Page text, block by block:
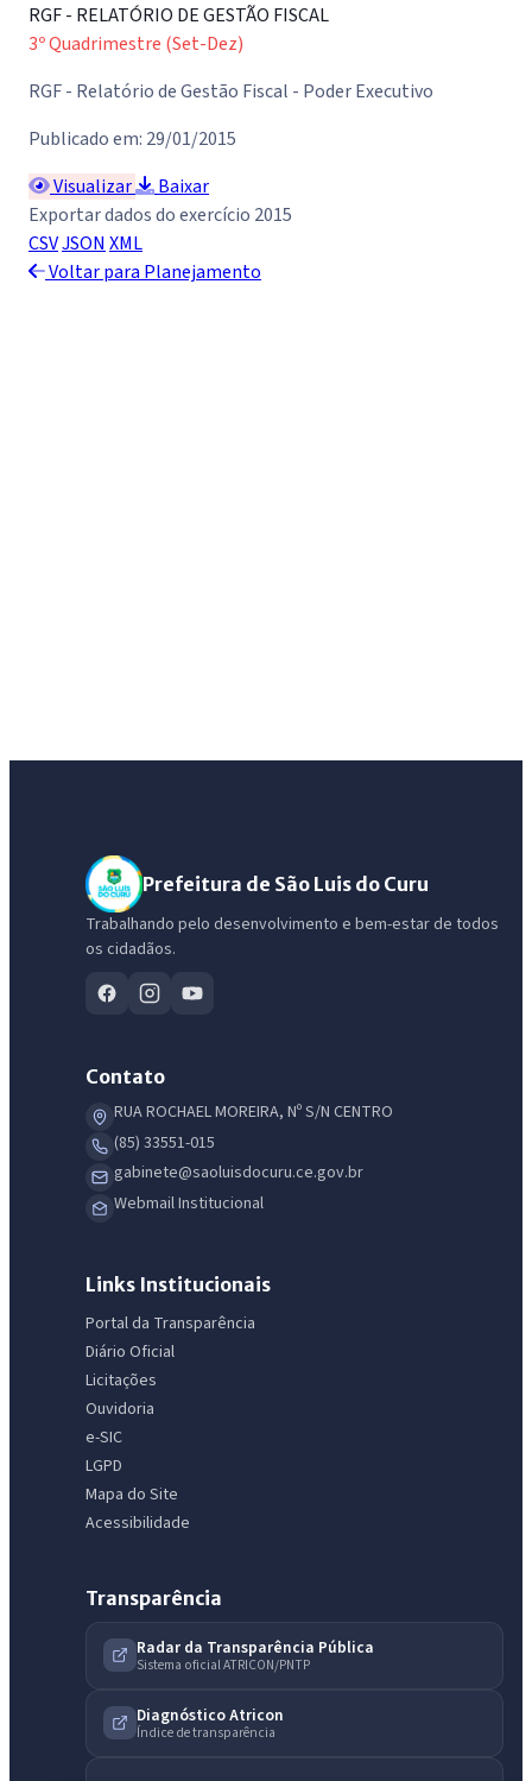
RGF - RELATÓRIO DE GESTÃO FISCAL
3º Quadrimestre (Set-Dez)
RGF - Relatório de Gestão Fiscal - Poder Executivo
Publicado em: 29/01/2015
Visualizar
Baixar
Exportar dados do exercício 2015
CSVJSON XML
Voltar para Planejamento
Prefeitura de São Luis do Curu
Trabalhando pelo desenvolvimento e bem-estar de todos
os cidadãos.
Contato
RUA ROCHAEL MOREIRA, Nº S/N CENTRO
(85) 33551-015
gabinete@saoluisdocuru.ce.gov.br
Webmail Institucional
Links Institucionais
Portal da Transparência
Diário Oficial
Licitações
Ouvidoria
e-SIC
LGPD
Mapa do Site
Acessibilidade
Transparência
Radar da Transparência Pública
Sistema oficial ATRICON/PNTP
Diagnóstico Atricon
Índice de transparência
Assistente do Portal
Olá. Pergunte sobre serviços, notícias, legislação, Diário Oficial,
licitações, estrutura ou transparência do município.
Licitações abertas